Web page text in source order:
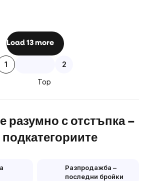
Listing
controls
Load 13 more
1 2
Top
разумно с отстъпка –
подкатегориите
Разпродажба –
последни бройки